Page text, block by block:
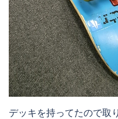
デッキを持ってたので取